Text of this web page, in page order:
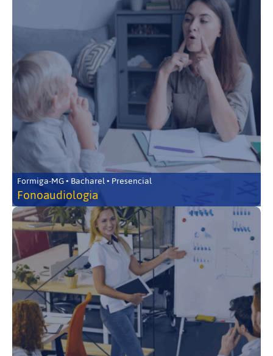
Formiga-MG • Bacharel • Presencial
Fonoaudiologia